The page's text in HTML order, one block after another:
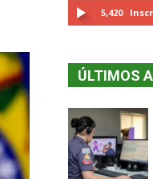
5,420
ÚLTIMOS